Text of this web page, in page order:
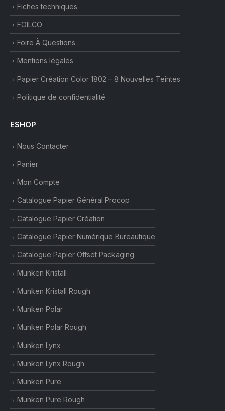
Fiches techniques
FOILCO
Foire À Questions
Mentions légales
Papier Création Color 1802 – 8 Nouvelles Teintes
Politique de confidentialité
ESHOP
Nous Contacter
Panier
Mon Compte
Catalogue Papier Général Procop
Catalogue Papier Création
Catalogue Papier Numérique Bureautique
Catalogue Papier Offset Packaging
Munken Kristall
Munken Kristall Rough
Munken Polar
Munken Polar Rough
Munken Lynx
Munken Lynx Rough
Munken Pure
Munken Pure Rough